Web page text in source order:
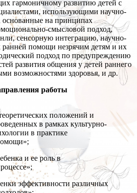
гармоничному развитию детей с
использующими научно-
основанные на принципах
смысловой подход,
сенсорную интеграцию, научно-
ранней помощи незрячим детям и их
подход по предупреждению
развития общения у детей раннего
возможностями здоровья, и др.
работы
положений и
в рамках культурно-
в практике
и ее роль в
эффективности различных